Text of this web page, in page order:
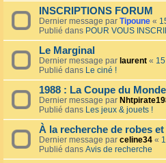
INSCRIPTIONS FORUM
Dernier message par Tipoune «
Publié dans POUR VOUS
Le Marginal
Dernier message par laurent «
Publié dans Le ciné !
1988 : La Coupe du
Dernier message par
Publié dans Les jeux & jouets !
À la recherche de robes
Dernier message par celine34 «
Publié dans Avis de recherche